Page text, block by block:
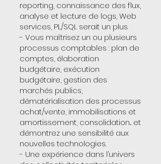
reporting, connaissance des flux,
analyse et lecture de logs, Web
services, PL/SQL serait un plus
- Vous maîtrisez un ou plusieurs
processus comptables : plan de
comptes, élaboration
budgétaire, exécution
budgétaire, gestion des
marchés publics,
dématérialisation des processus
achat/vente, immobilisations et
amortissement, consolidation... et
démontrez une sensibilité aux
nouvelles technologies.
- Une expérience dans l’univers